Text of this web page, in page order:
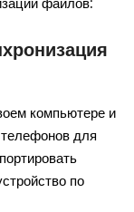
компьютере и
для
по